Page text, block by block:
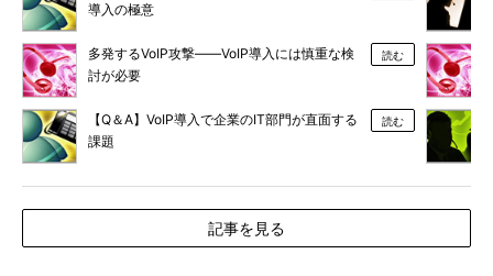
導入の極意
多発するVoIP攻撃――VoIP導入には慎重な検
討が必要
読む
【Q＆A】VoIP導入で企業のIT部門が直面する
課題
読む
記事を見る